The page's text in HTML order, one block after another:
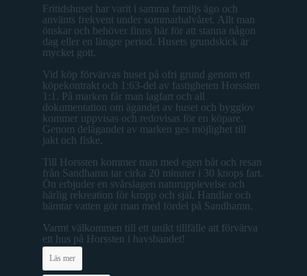
Fritidshuset har varit i samma familjs ägo och
använts frekvent under sommarhalvåret. Allt man
önskar och behöver finns här för att stanna någon
dag eller en längre period. Husets grundskick är
mycket gott.
Vid köp förvärvas huset på ofri grund genom ett
köpekontrakt och 1:63-del av fastigheten Horssten
1:1. På marken får man lagfart och all
dokumentation om ägandet av huset och bygglov
kommer uppvisas och redovisas för en köpare.
Genom delägandet av marken ges möjlighet till
jakt och fiske.
Till Horssten kommer man med egen båt och resan
från Sandhamn tar cirka 20 minuter i 30 knops fart.
Ön erbjuder en svårslagen naturupplevelse och
härlig rekreation för kropp och själ. Handlar och
hämtar vatten gör man med fördel på Sandhamn.
Varmt välkommen till ett unikt tillfälle att förvärva
ett hus på Horssten i havsbandet!
Läs mer